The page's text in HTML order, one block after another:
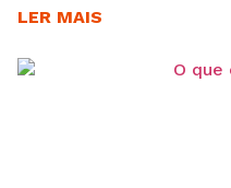
intenção, consistência
sem comprometer a
LER MAIS